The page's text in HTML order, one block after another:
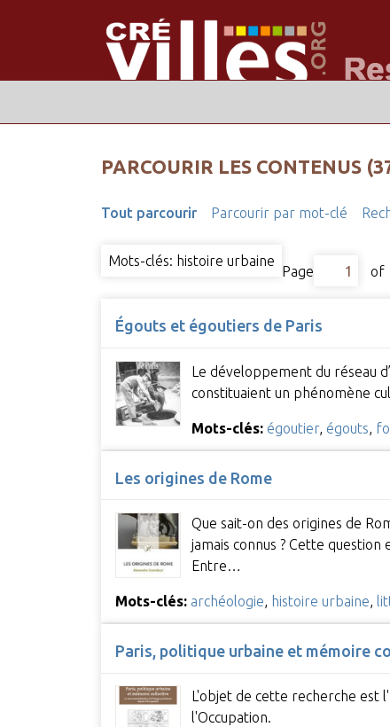
PARCOURIR LES CONTENUS
Tout parcourir Parcourir par mot-clé
Mots-clés: histoire urbaine
Page of
Égouts et égoutiers de Paris
Le développement du réseau
constituaient un phénomène
Mots-clés: égoutier, égouts
Les origines de Rome
Que sait-on des origines de
jamais connus ? Cette
Entre…
Mots-clés: archéologie, histoire urbaine,
Paris, politique urbaine et mémoire
L'objet de cette recherche est
l'Occupation.